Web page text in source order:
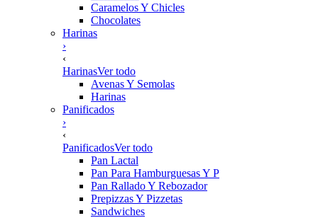
Caramelos Y Chicles
Chocolates
Harinas
›
‹
HarinasVer todo
Avenas Y Semolas
Harinas
Panificados
›
‹
PanificadosVer todo
Pan Lactal
Pan Para Hamburguesas Y P
Pan Rallado Y Rebozador
Prepizzas Y Pizzetas
Sandwiches